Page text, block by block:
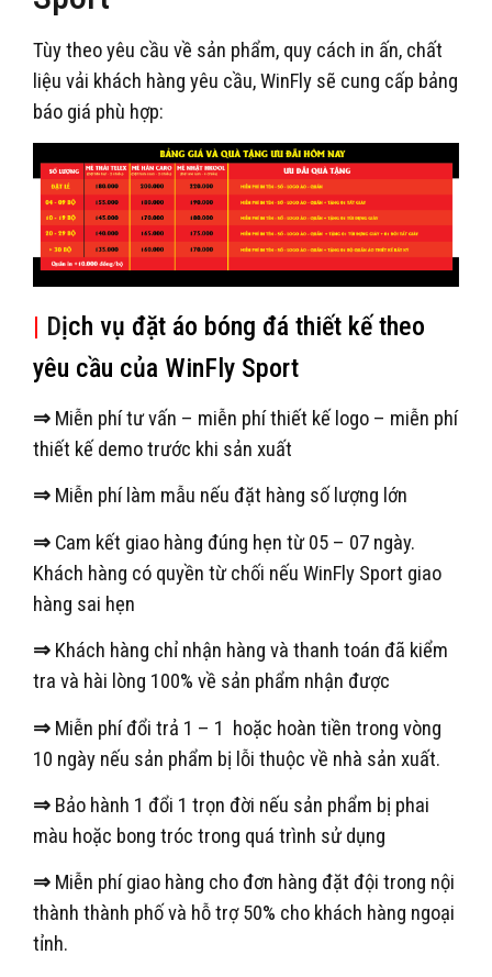
Tùy theo yêu cầu về sản phẩm, quy cách in ấn, chất
liệu vải khách hàng yêu cầu, WinFly sẽ cung cấp bảng
báo giá phù hợp:
| Dịch vụ đặt áo bóng đá thiết kế theo
yêu cầu của WinFly Sport
⇒ Miễn phí tư vấn – miễn phí thiết kế logo – miễn phí
thiết kế demo trước khi sản xuất
⇒ Miễn phí làm mẫu nếu đặt hàng số lượng lớn
⇒ Cam kết giao hàng đúng hẹn từ 05 – 07 ngày.
Khách hàng có quyền từ chối nếu WinFly Sport giao
hàng sai hẹn
⇒ Khách hàng chỉ nhận hàng và thanh toán đã kiểm
tra và hài lòng 100% về sản phẩm nhận được
⇒ Miễn phí đổi trả 1 – 1 hoặc hoàn tiền trong vòng
10 ngày nếu sản phẩm bị lỗi thuộc về nhà sản xuất.
⇒ Bảo hành 1 đổi 1 trọn đời nếu sản phẩm bị phai
màu hoặc bong tróc trong quá trình sử dụng
⇒ Miễn phí giao hàng cho đơn hàng đặt đội trong nội
thành thành phố và hỗ trợ 50% cho khách hàng ngoại
tỉnh.